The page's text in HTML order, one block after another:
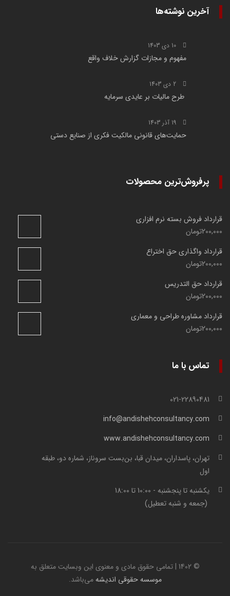
آخرین نوشته‌ها
10 دی 1403
مفهوم و مجازات گزارش خلاف واقع
2 دی 1403
طرح مالیات بر عایدی سرمایه
19 آذر 1403
حمایت‌های قانونی مالکیت فکری از صنایع دستی
پرفروش‌ترین محصولات
قرارداد فروش بسته نرم افزاری
200,000تومان
قرارداد واگذاری حق اختراع
200,000تومان
قرارداد حق التدریس
200,000تومان
قرارداد مشاوره طراحی و معماری
200,000تومان
تماس با ما
021-22890481
info@andishehconsultancy.com
www.andishehconsultancy.com
تهران، پاسداران، میدان قبا، بن‌بست سروناز، شماره دو، طبقه
اول
یکشنبه تا پنجشنبه - 10:00 تا 18:00
(جمعه و شنبه تعطیل)
© 1402 | تمامی حقوق مادی و معنوی این وبسایت متعلق به
موسسه حقوقی اندیشهمی‌باشد.